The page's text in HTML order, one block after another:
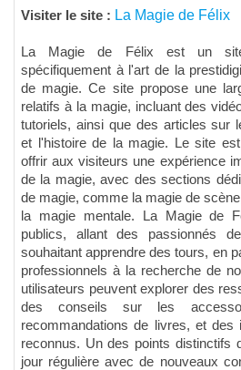
Visiter le site : La Magie de Félix
La Magie de Félix est un
spécifiquement à l'art de la
de magie. Ce site propose une
relatifs à la magie, incluant des
tutoriels, ainsi que des articles sur
et l'histoire de la magie. Le site
offrir aux visiteurs une expérience
de la magie, avec des sections
de magie, comme la magie de
la magie mentale. La Magie de
publics, allant des passionnés
souhaitant apprendre des tours, en
professionnels à la recherche de
utilisateurs peuvent explorer des
des conseils sur les
recommandations de livres, et des
reconnus. Un des points
jour régulière avec de nouveaux